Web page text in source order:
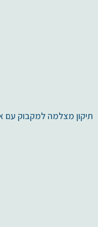
✉ יצירת קשר
תיקון מצלמה למקבוק עם אגס נגוס 100%